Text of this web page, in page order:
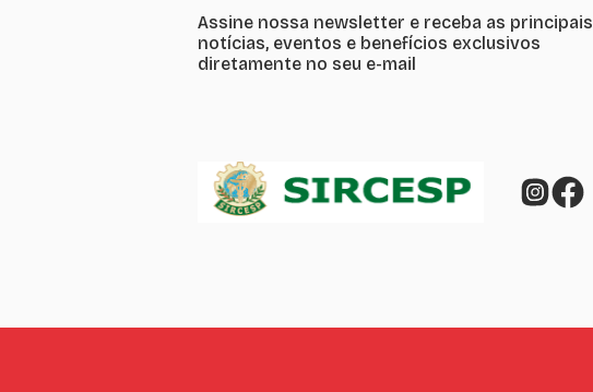
Assine nossa newsletter e receba as principais
notícias, eventos e benefícios exclusivos
diretamente no seu e-mail